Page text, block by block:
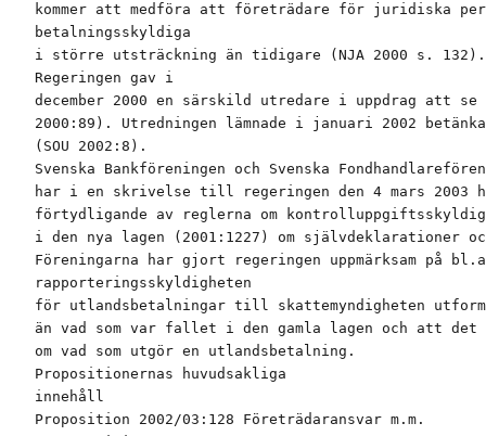
kommer att medföra att företrädare för juridiska
betalningsskyldiga
i större utsträckning än tidigare (NJA 2000 s. 132).
Regeringen gav i
december 2000 en särskild utredare i uppdrag att
2000:89). Utredningen lämnade i januari 2002
(SOU 2002:8).
Svenska Bankföreningen och Svenska
har i en skrivelse till regeringen den 4 mars 2003
förtydligande av reglerna om
i den nya lagen (2001:1227) om självdeklarationer
Föreningarna har gjort regeringen uppmärksam på
rapporteringsskyldigheten
för utlandsbetalningar till skattemyndigheten
än vad som var fallet i den gamla lagen och att det
om vad som utgör en utlandsbetalning.
Propositionernas huvudsakliga
innehåll
Proposition 2002/03:128 Företrädaransvar m.m.